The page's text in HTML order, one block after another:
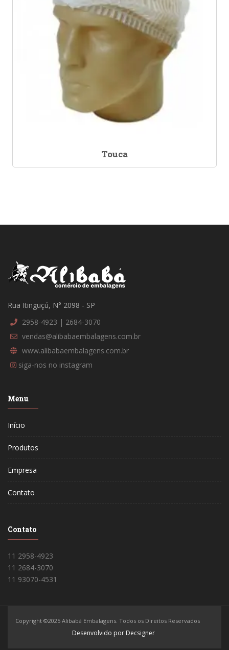
Touca
Rua Itinguçú, N° 2098 - SP
2958-4923 | 2684-3070
vendas@alibabaembalagens.com.br
www.alibabaembalagens.com.br
siga-nos no instagram
Menu
Início
Produtos
Empresa
Contato
Contato
11 2958-4923
11 2684-3070
11 93070-4531
Copyright ©2025 Alibabá Embalagens. Todos os Direitos Reservados
Desenvolvido por Decsigner